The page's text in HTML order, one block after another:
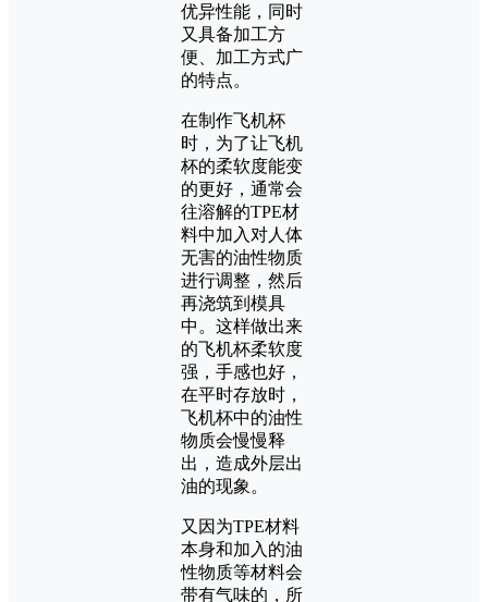
优异性能，同时
又具备加工方
便、加工方式广
的特点。
在制作飞机杯
时，为了让飞机
杯的柔软度能变
的更好，通常会
往溶解的TPE材
料中加入对人体
无害的油性物质
进行调整，然后
再浇筑到模具
中。这样做出来
的飞机杯柔软度
强，手感也好，
在平时存放时，
飞机杯中的油性
物质会慢慢释
出，造成外层出
油的现象。
又因为TPE材料
本身和加入的油
性物质等材料会
带有气味的，所